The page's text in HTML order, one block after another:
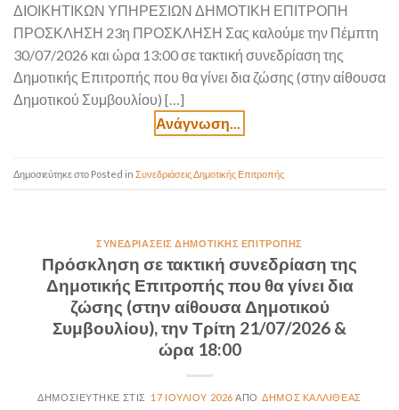
ΔΙΟΙΚΗΤΙΚΩΝ ΥΠΗΡΕΣΙΩΝ ΔΗΜΟΤΙΚΗ ΕΠΙΤΡΟΠΗ
ΠΡΟΣΚΛΗΣΗ 23η ΠΡΟΣΚΛΗΣΗ Σας καλούμε την Πέμπτη
30/07/2026 και ώρα 13:00 σε τακτική συνεδρίαση της
Δημοτικής Επιτροπής που θα γίνει δια ζώσης (στην αίθουσα
Δημοτικού Συμβουλίου) […]
Posted in Συνεδριάσεις Δημοτικής Επιτροπής
ΣΥΝΕΔΡΙΆΣΕΙΣ ΔΗΜΟΤΙΚΉΣ ΕΠΙΤΡΟΠΉΣ
Πρόσκληση σε τακτική συνεδρίαση της
Δημοτικής Επιτροπής που θα γίνει δια
ζώσης (στην αίθουσα Δημοτικού
Συμβουλίου), την Τρίτη 21/07/2026 &
ώρα 18:00
17 ΙΟΥΛΊΟΥ 2026 ΔΉΜΟΣ ΚΑΛΛΙΘΈΑΣ